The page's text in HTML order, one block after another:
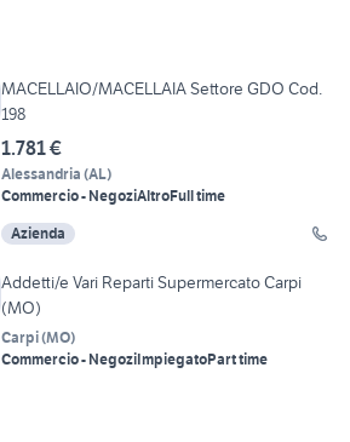
MACELLAIO/MACELLAIA Settore GDO Cod.
198
1.781 €
Alessandria (AL)
Commercio - NegoziAltroFull time
Azienda
Addetti/e Vari Reparti Supermercato Carpi
(MO)
Carpi(MO)
Commercio - NegoziImpiegatoPart time